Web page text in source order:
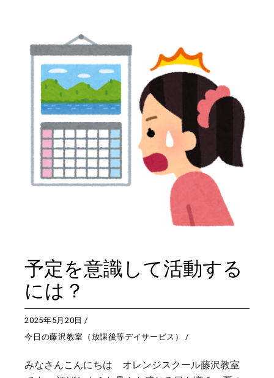
予定を意識して活動する
には？
2025年5月20日
今日の藤沢教室（放課後等デイサービス）
みなさんこんにちは オレンジスクール藤沢教室